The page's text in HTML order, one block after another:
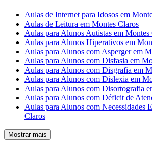
Aulas de Internet para Idosos em
Aulas de Leitura em Montes Claros
Aulas para Alunos Autistas em Montes
Aulas para Alunos Hiperativos em
Aulas para Alunos com Asperger em
Aulas para Alunos com Disfasia em
Aulas para Alunos com Disgrafia em
Aulas para Alunos com Dislexia em
Aulas para Alunos com Disortografia
Aulas para Alunos com Déficit de
Aulas para Alunos com Necessidades
Claros
Mostrar mais